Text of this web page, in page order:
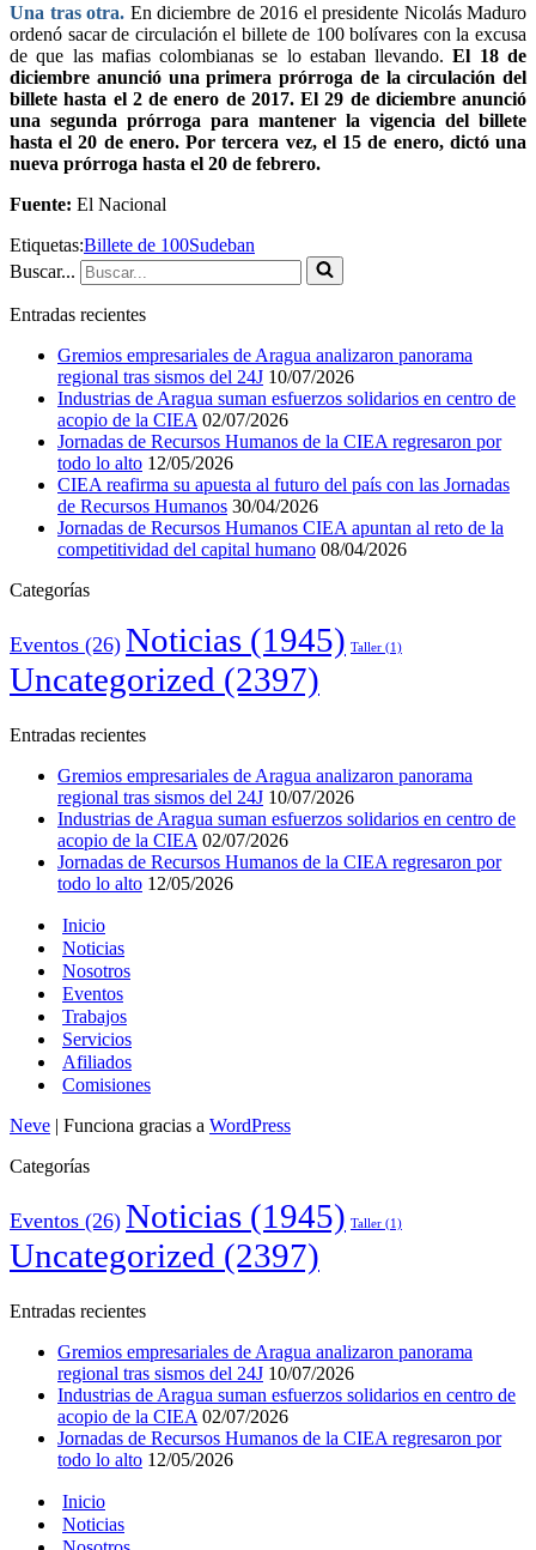
Una tras otra. En diciembre de 2016 el presidente Nicolás Maduro
ordenó sacar de circulación el billete de 100 bolívares con la excusa
de que las mafias colombianas se lo estaban llevando. El 18 de
diciembre anunció una primera prórroga de la circulación del
billete hasta el 2 de enero de 2017. El 29 de diciembre anunció
una segunda prórroga para mantener la vigencia del billete
hasta el 20 de enero. Por tercera vez, el 15 de enero, dictó una
nueva prórroga hasta el 20 de febrero.
Fuente: El Nacional
Etiquetas:Billete de 100Sudeban
Buscar...
Entradas recientes
Gremios empresariales de Aragua analizaron panorama
regional tras sismos del 24J 10/07/2026
Industrias de Aragua suman esfuerzos solidarios en centro de
acopio de la CIEA 02/07/2026
Jornadas de Recursos Humanos de la CIEA regresaron por
todo lo alto 12/05/2026
CIEA reafirma su apuesta al futuro del país con las Jornadas
de Recursos Humanos 30/04/2026
Jornadas de Recursos Humanos CIEA apuntan al reto de la
competitividad del capital humano 08/04/2026
Categorías
Eventos (26) Noticias (1945) Taller (1)
Uncategorized (2397)
Entradas recientes
Gremios empresariales de Aragua analizaron panorama
regional tras sismos del 24J 10/07/2026
Industrias de Aragua suman esfuerzos solidarios en centro de
acopio de la CIEA 02/07/2026
Jornadas de Recursos Humanos de la CIEA regresaron por
todo lo alto 12/05/2026
Inicio
Noticias
Nosotros
Eventos
Trabajos
Servicios
Afiliados
Comisiones
Neve | Funciona gracias a WordPress
Categorías
Eventos (26) Noticias (1945) Taller (1)
Uncategorized (2397)
Entradas recientes
Gremios empresariales de Aragua analizaron panorama
regional tras sismos del 24J 10/07/2026
Industrias de Aragua suman esfuerzos solidarios en centro de
acopio de la CIEA 02/07/2026
Jornadas de Recursos Humanos de la CIEA regresaron por
todo lo alto 12/05/2026
Inicio
Noticias